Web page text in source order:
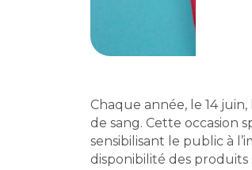
Chaque année, le 14
de sang. Cette occasion
sensibilisant le public à
disponibilité des produits